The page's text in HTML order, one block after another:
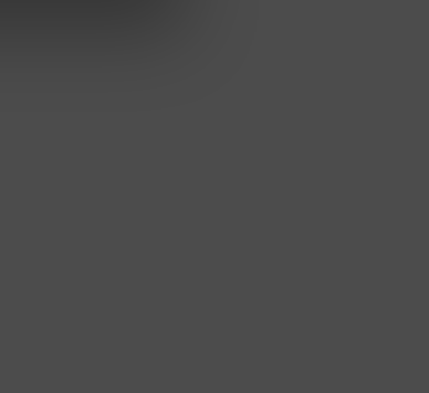
analizzare il
che si occupano
ha fornito loro o